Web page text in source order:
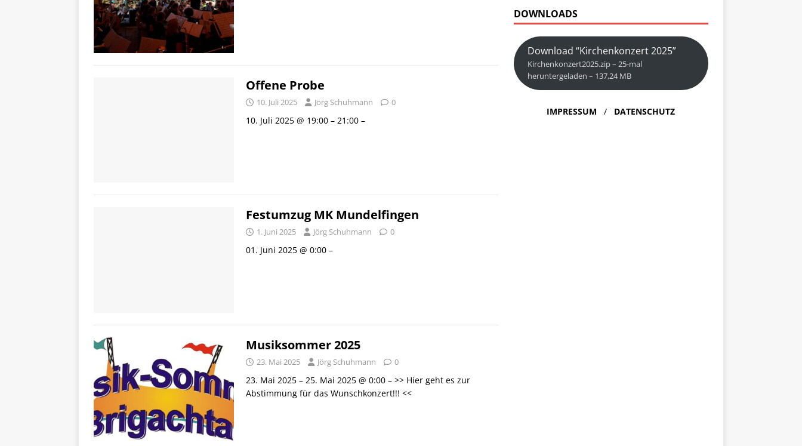
Offene Probe
10. Juli 2025 Jörg Schuhmann 0
10. Juli 2025 @ 19:00 – 21:00 –
Festumzug MK Mundelfingen
1. Juni 2025 Jörg Schuhmann 0
01. Juni 2025 @ 0:00 –
Musiksommer 2025
23. Mai 2025 Jörg Schuhmann 0
23. Mai 2025 – 25. Mai 2025 @ 0:00 – >> Hier geht es zur
Abstimmung für das Wunschkonzert!!! <<
DOWNLOADS
Download “Kirchenkonzert 2025”
Kirchenkonzert2025.zip – 25-mal
heruntergeladen – 137,24 MB
IMPRESSUM / DATENSCHUTZ